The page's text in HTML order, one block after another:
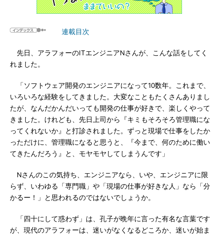
連載目次
先日、アラフォーのITエンジニアNさんが、こんな話をしてく
れました。
「ソフトウェア開発のエンジニアになって10数年。これまで、
いろいろな経験をしてきました。大変なこともたくさんありまし
たが、なんだかんだいっても開発の仕事が好きで、楽しくやって
きました。けれども、先日上司から『キミもそろそろ管理職にな
ってくれないか』と打診されました。ずっと現場で仕事をしたか
っただけに、管理職になると思うと、『今まで、何のために働い
てきたんだろう』と、モヤモヤしてしまうんです」
Nさんのこの気持ち、エンジニアなら、いや、エンジニアに限
らず、いわゆる「専門職」や「現場の仕事が好きな人」なら「分
かるー！」と思われるのではないでしょうか。
「四十にして惑わず」は、孔子が晩年に言った有名な言葉です
が、現代のアラフォーは、迷いがなくなるどころか、迷いが始ま